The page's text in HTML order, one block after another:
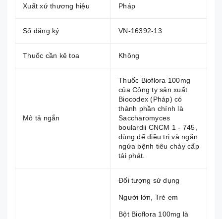
Xuất xứ thương hiệu Pháp
Số đăng ký VN-16392-13
Thuốc cần kê toa Không
Mô tả ngắn
Thuốc Bioflora 100mg
của Công ty sản xuất
Biocodex (Pháp) có
thành phần chính là
Saccharomyces
boulardii CNCM 1 - 745,
dùng để điều trị và ngăn
ngừa bệnh tiêu chảy cấp
tái phát.
Đối tượng sử dụng
Người lớn, Trẻ em
Bột Bioflora 100mg là